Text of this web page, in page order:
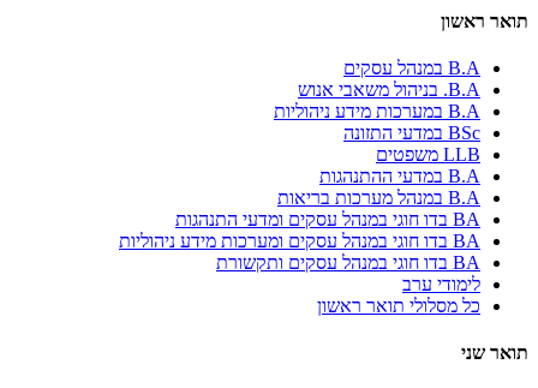
תואר ראשון
B.A במנהל עסקים
B.A. בניהול משאבי אנוש
B.A במערכות מידע ניהוליות
BSc במדעי התזונה
LLB משפטים
B.A במדעי ההתנהגות
B.A במנהל מערכות בריאות
BA בדו חוגי במנהל עסקים ומדעי התנהגות
BA בדו חוגי במנהל עסקים ומערכות מידע ניהוליות
BA בדו חוגי במנהל עסקים ותקשורת
לימודי ערב
כל מסלולי תואר ראשון
תואר שני